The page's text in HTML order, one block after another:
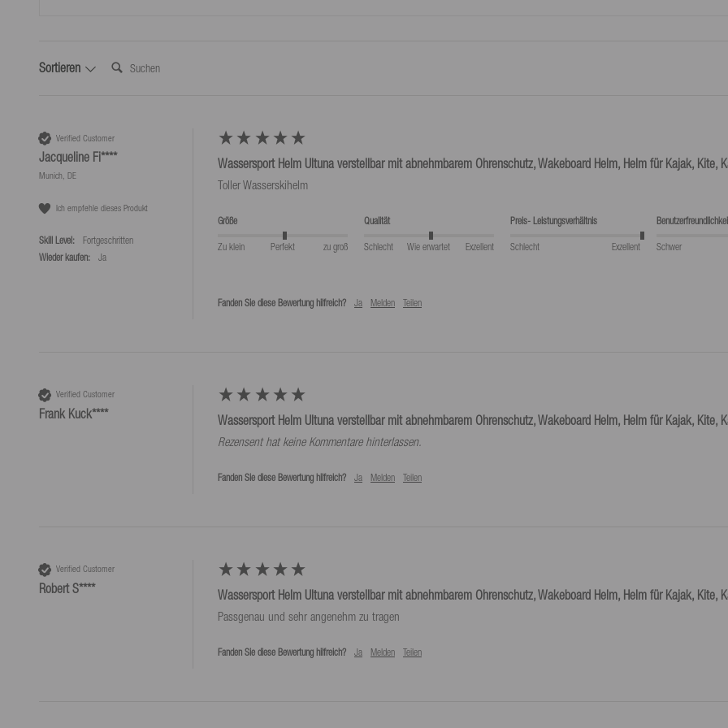
Sortieren Suchen:
Verified Customer
Jacqueline Fi****
Munich, DE
Ich empfehle dieses Produkt
Skill Level:
Fortgeschritten
Wieder kaufen:
Ja
Wassersport Helm Ultuna verstellbar mit abnehmbarem Ohrenschutz, Wakeboard Helm, Helm für Kajak, Kite,
Toller Wasserskihelm
Größe
Zu klein Perfekt zu groß
Qualität
Schlecht Wie erwartet Exzellent
Preis- Leistungsverhältnis
Schlecht Exzellent Schwer
Fanden Sie diese Bewertung hilfreich? Ja Melden Teilen
Verified Customer
Frank Kuck**** Wassersport Helm Ultuna verstellbar mit abnehmbarem Ohrenschutz, Wakeboard Helm, Helm für Kajak, Kite,
Rezensent hat keine Kommentare hinterlassen.
Fanden Sie diese Bewertung hilfreich? Ja Melden Teilen
Verified Customer
Robert S**** Wassersport Helm Ultuna verstellbar mit abnehmbarem Ohrenschutz, Wakeboard Helm, Helm für Kajak, Kite,
Passgenau und sehr angenehm zu tragen
Fanden Sie diese Bewertung hilfreich? Ja Melden Teilen